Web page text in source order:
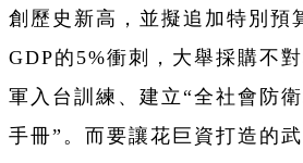
創歷史新高，並擬追加特別預
GDP的5%衝刺，大舉採購不
軍入台訓練、建立“全社會防
手冊”。而要讓花巨資打造的